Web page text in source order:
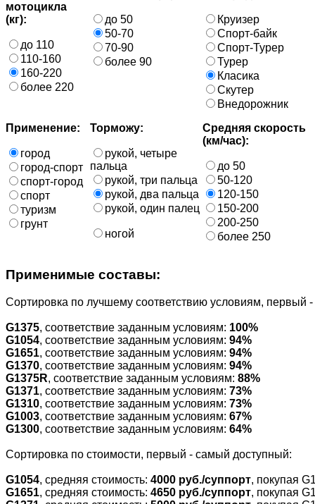
мотоцикла
(кг):
до 110
110-160
160-220
более 220
до 50
50-70
70-90
более 90
Круизер
Спорт-байк
Спорт-Турер
Турер
Класика
Скутер
Внедорожник
Применение:
город
город-спорт
спорт-город
спорт
туризм
грунт
Торможу:
рукой, четыре
пальца
рукой, три пальца
рукой, два пальца
рукой, один палец
ногой
Средняя скорость
(км/час):
до 50
50-120
120-150
150-200
200-250
более 250
Применимые составы:
Cортировка по лучшему соответствию условиям, первый
G1375, соответствие заданным условиям: 100%
G1054, соответствие заданным условиям: 94%
G1651, соответствие заданным условиям: 94%
G1370, соответствие заданным условиям: 94%
G1375R, соответствие заданным условиям: 88%
G1371, соответствие заданным условиям: 73%
G1310, соответствие заданным условиям: 73%
G1003, соответствие заданным условиям: 67%
G1300, соответствие заданным условиям: 64%
Cортировка по стоимости, первый - самый доступный:
G1054, средняя стоимость: 4000 руб./суппорт, покупая
G1651, средняя стоимость: 4650 руб./суппорт, покупая